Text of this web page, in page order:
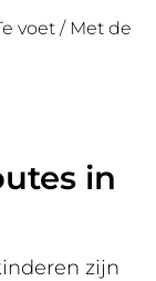
voet / Met de
in
zijn